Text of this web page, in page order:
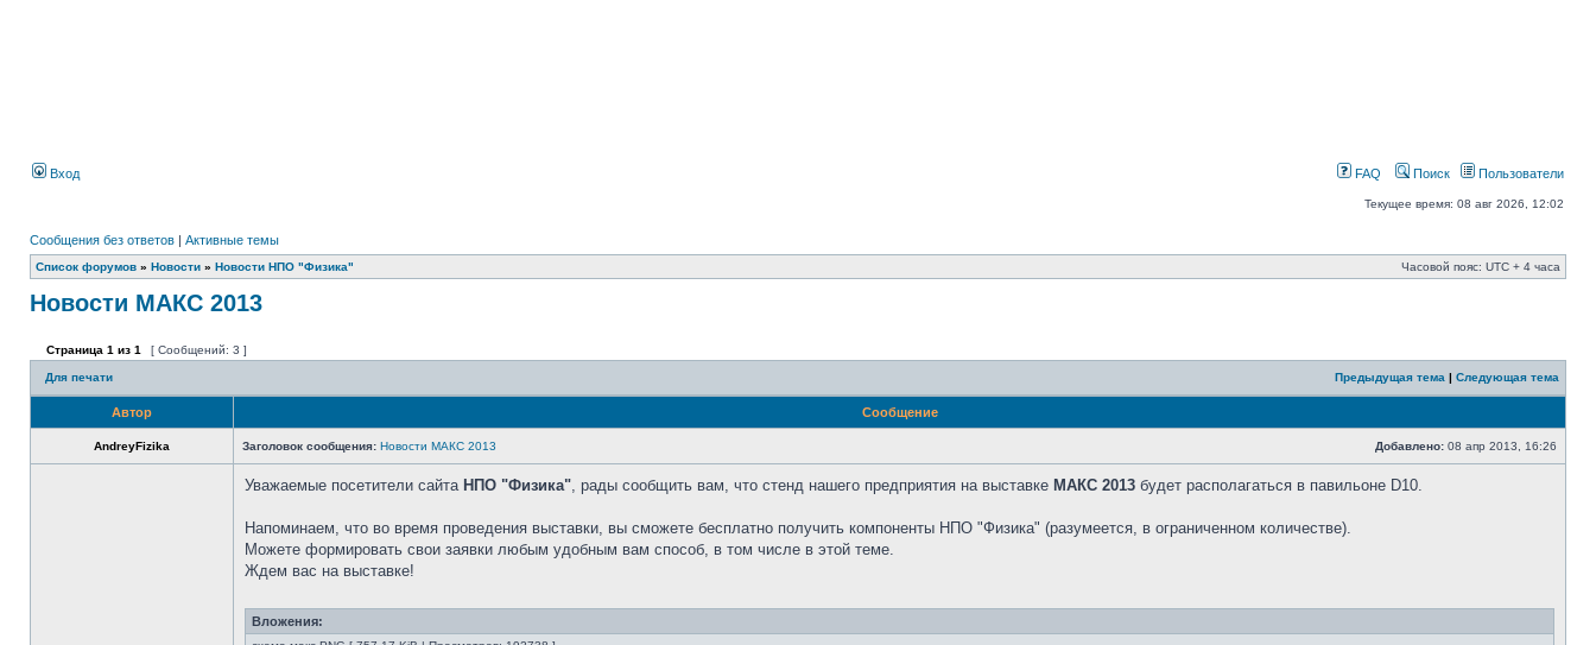
Вход FAQ Поиск Пользователи
Текущее время: 08 авг 2026, 12:02
Сообщения без ответов | Активные темы
Список форумов » Новости » Новости НПО "Физика" Часовой пояс: UTC + 4 часа
Новости МАКС 2013
Страница 1 из 1 [ Сообщений: 3 ]
Для печати Предыдущая тема | Следующая тема
Автор Сообщение
AndreyFizika Заголовок сообщения: Новости МАКС 2013 Добавлено: 08 апр 2013, 16:26
Уважаемые посетители сайта НПО "Физика", рады сообщить вам, что стенд нашего предприятия на выставке МАКС 2013 будет располагаться в павильоне D10.
Напоминаем, что во время проведения выставки, вы сможете бесплатно получить компоненты НПО "Физика" (разумеется, в ограниченном количестве).
Можете формировать свои заявки любым удобным вам способ, в том числе в этой теме.
Ждем вас на выставке!
Вложения: